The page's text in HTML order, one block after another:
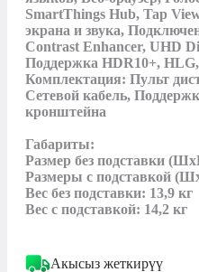
SmartThings Hub, Tap
экрана и звука,
Contrast Enhancer, UHD
Поддержка HDR10+,
Комплектация: Пульт
Сетевой кабель,
кронштейна
Габариты:
Размер без подставки
Размеры с подставкой
Вес без подставки: 13,9 кг
Вес с подставкой: 14,2 кг
Акысыз жеткирүү